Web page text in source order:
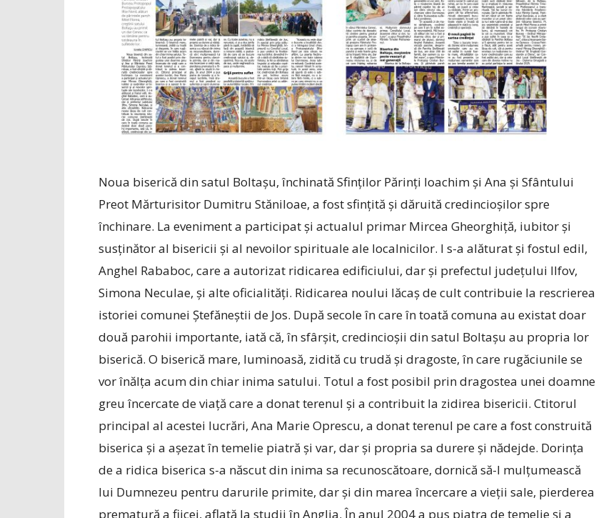
Noua biserică din satul Boltașu, închinată Sfinților Părinți Ioachim și Ana și Sfântului
Preot Mărturisitor Dumitru Stăniloae, a fost sfințită și dăruită credincioșilor spre
închinare. La eveniment a participat și actualul primar Mircea Gheorghiță, iubitor și
susținător al bisericii și al nevoilor spirituale ale localnicilor. I s-a alăturat și fostul edil,
Anghel Rababoc, care a autorizat ridicarea edificiului, dar și prefectul județului Ilfov,
Simona Neculae, și alte oficialități. Ridicarea noului lăcaș de cult contribuie la rescrierea
istoriei comunei Ștefăneștii de Jos. După secole în care în toată comuna au existat doar
două parohii importante, iată că, în sfârșit, credincioșii din satul Boltașu au propria lor
biserică. O biserică mare, luminoasă, zidită cu trudă și dragoste, în care rugăciunile se
vor înălța acum din chiar inima satului. Totul a fost posibil prin dragostea unei doamne
greu încercate de viață care a donat terenul și a contribuit la zidirea bisericii. Ctitorul
principal al acestei lucrări, Ana Marie ­Oprescu, a donat terenul pe care a fost construită
biserica și a așezat în temelie piatră și var, dar și propria sa durere și nădejde. Dorința
de a ridica biserica s-a născut din inima sa recunoscătoare, dornică să-I mulțumească
lui Dumnezeu pentru darurile primite, dar și din marea încercare a vieții sale, pierderea
prematură a fiicei, aflată la studii în Anglia. În anul 2004 a pus piatra de temelie și a